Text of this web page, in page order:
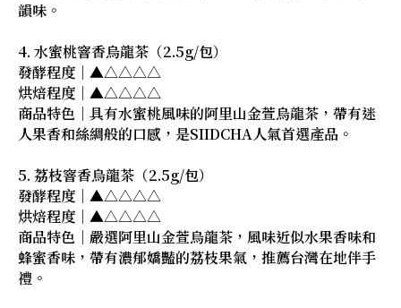
韻味。
4. 水蜜桃窨香烏龍茶（2.5g/包）
發酵程度｜▲△△△△
烘焙程度｜▲△△△△
商品特色｜具有水蜜桃風味的阿里山金萱烏龍茶，帶有迷
人果香和絲綢般的口感，是SIIDCHA人氣首選產品。
5. 荔枝窨香烏龍茶（2.5g/包）
發酵程度｜▲△△△△
烘焙程度｜▲△△△△
商品特色｜嚴選阿里山金萱烏龍茶，風味近似水果香味和
蜂蜜香味，帶有濃郁嬌豔的荔枝果氣，推薦台灣在地伴手
禮。